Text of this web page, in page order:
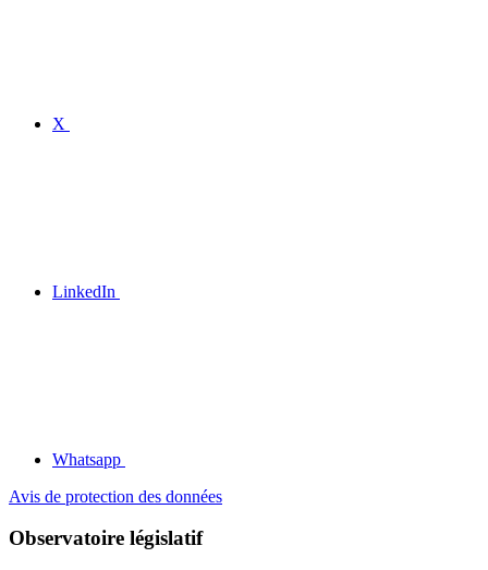
X
LinkedIn
Whatsapp
Avis de protection des données
Observatoire législatif